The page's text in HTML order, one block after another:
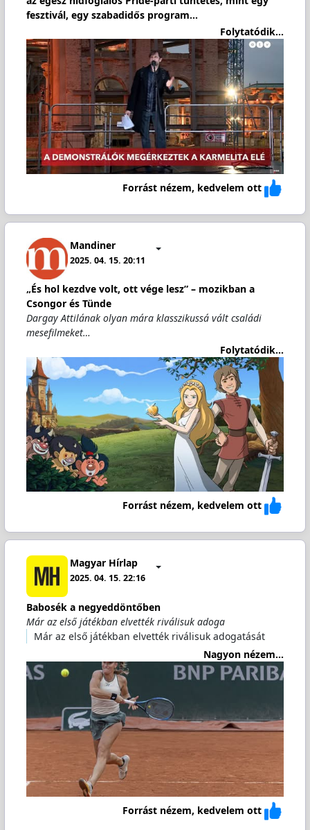
fesztivál, egy szabadidős program…
Folytatódik...
Forrást nézem, kedvelem ott
Mandiner
2025. 04. 15. 20:11
„És hol kezdve volt, ott vége lesz” – mozikban a
Csongor és Tünde
Dargay Attilának olyan mára klasszikussá vált családi
mesefilmeket…
Folytatódik...
Forrást nézem, kedvelem ott
Magyar Hírlap
2025. 04. 15. 22:16
Babosék a negyeddöntőben
Már az első játékban elvették riválisuk adoga
Már az első játékban elvették riválisuk adogatását
Nagyon nézem...
Forrást nézem, kedvelem ott